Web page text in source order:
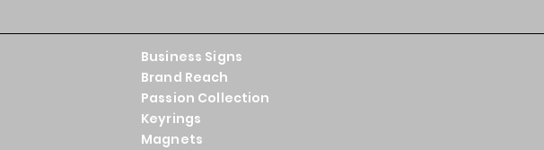
Business Signs
Brand Reach
Passion Collection
Keyrings
Magnets